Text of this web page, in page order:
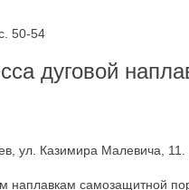
50-54
дуговой
ул. Казимира Малевича, 11.
самозащитной